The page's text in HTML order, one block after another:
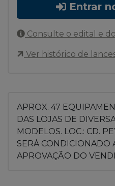
APROX. 47
DAS LOJAS DE
MODELOS. LOC.: CD.
SERÁ CONDICIONADO
APROVAÇÃO DO
Entrar
Consulte o edital e
Ver histórico de